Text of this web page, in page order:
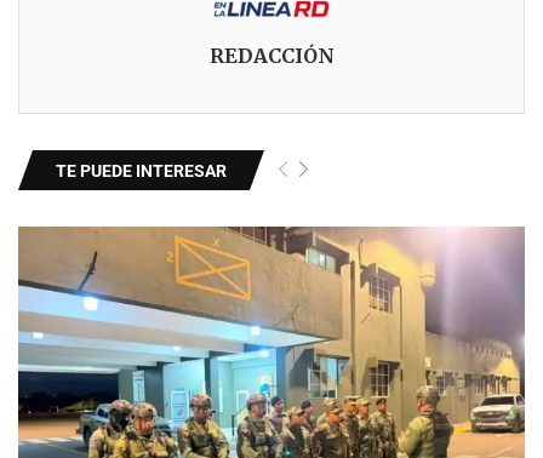
REDACCIÓN
TE PUEDE INTERESAR